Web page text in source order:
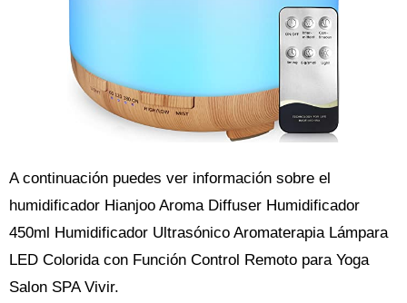
A continuación puedes ver información sobre el
humidificador Hianjoo Aroma Diffuser Humidificador
450ml Humidificador Ultrasónico Aromaterapia Lámpara
LED Colorida con Función Control Remoto para Yoga
Salon SPA Vivir.